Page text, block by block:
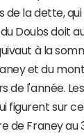
de la dette,
Doubs doit
à la
et du
de l'année.
figurent sur
de Franey au